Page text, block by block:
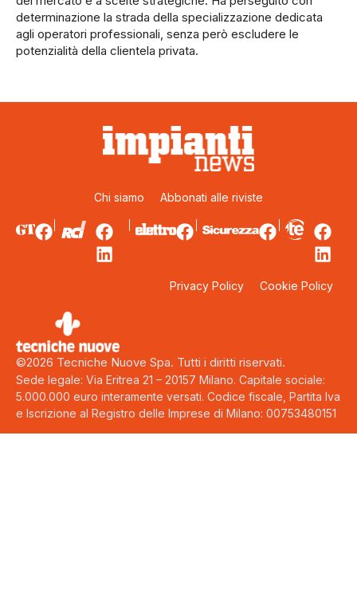
determinazione la strada della specializzazione dedicata
agli operatori professionali, senza però escludere le
potenzialità della clientela privata.
Chi siamo Abbonati alle riviste
Privacy Policy Cookie Policy
©2026 Tecniche Nuove Spa. Tutti i diritti riservati.
Sede legale: Via Eritrea 21 – 20157 Milano. Capitale sociale:
5.000.000 euro interamente versati. Codice fiscale, Partita Iva
e Iscrizione al Registro delle Imprese di Milano: 00753480151